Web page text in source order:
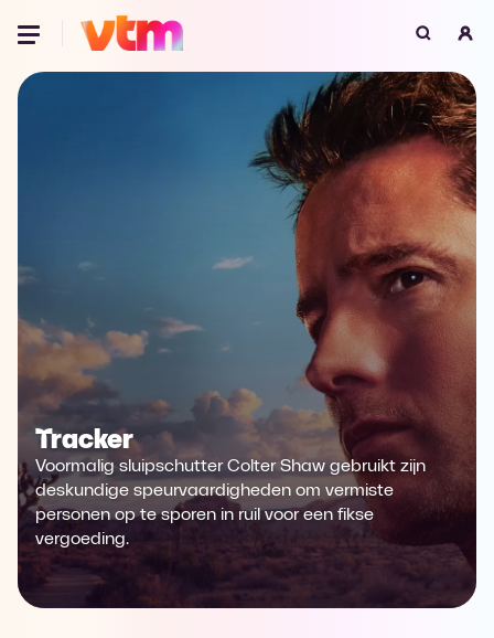
Voor je onze programma's gaat ontdekken,
best je browser updaten of hieronder één
van de ondersteunde browsers
downloaden.
Download
Download
Safari
Microsoft Edge Download
Opera Download
Tracker
Voormalig sluipschutter Colter Shaw gebruikt zijn
deskundige speurvaardigheden om vermiste
personen op te sporen in ruil voor een fikse
vergoeding.